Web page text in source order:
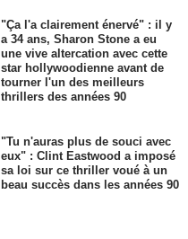
"Ça l'a clairement énervé" : il y
a 34 ans, Sharon Stone a eu
une vive altercation avec cette
star hollywoodienne avant de
tourner l'un des meilleurs
thrillers des années 90
"Tu n'auras plus de souci avec
eux" : Clint Eastwood a imposé
sa loi sur ce thriller voué à un
beau succès dans les années 90